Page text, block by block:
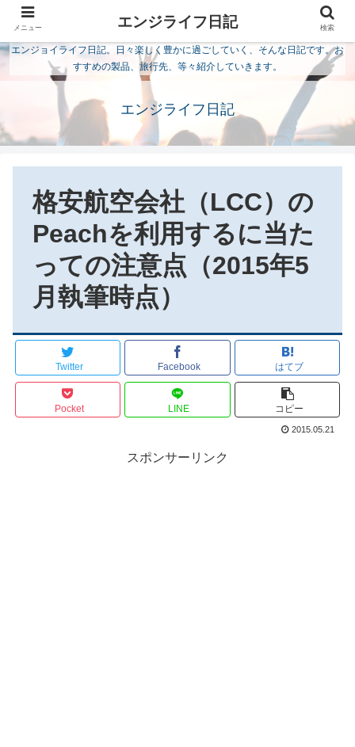
エンジョイライフ日記。日々楽しく豊かに過ごしていく、そんな日記です。お
すすめの製品、旅行先、等々紹介していきます。
エンジライフ日記
格安航空会社（LCC）の
Peachを利用するに当た
っての注意点（2015年5
月執筆時点）
Twitter Facebook はてブ
Pocket LINE コピー
2015.05.21
スポンサーリンク
メニュー エンジライフ日記 検索